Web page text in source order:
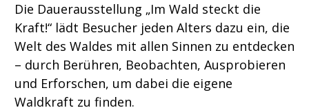
Die Dauerausstellung „Im Wald steckt die
Kraft!“ lädt Besucher jeden Alters dazu ein, die
Welt des Waldes mit allen Sinnen zu entdecken
– durch Berühren, Beobachten, Ausprobieren
und Erforschen, um dabei die eigene
Waldkraft zu finden.